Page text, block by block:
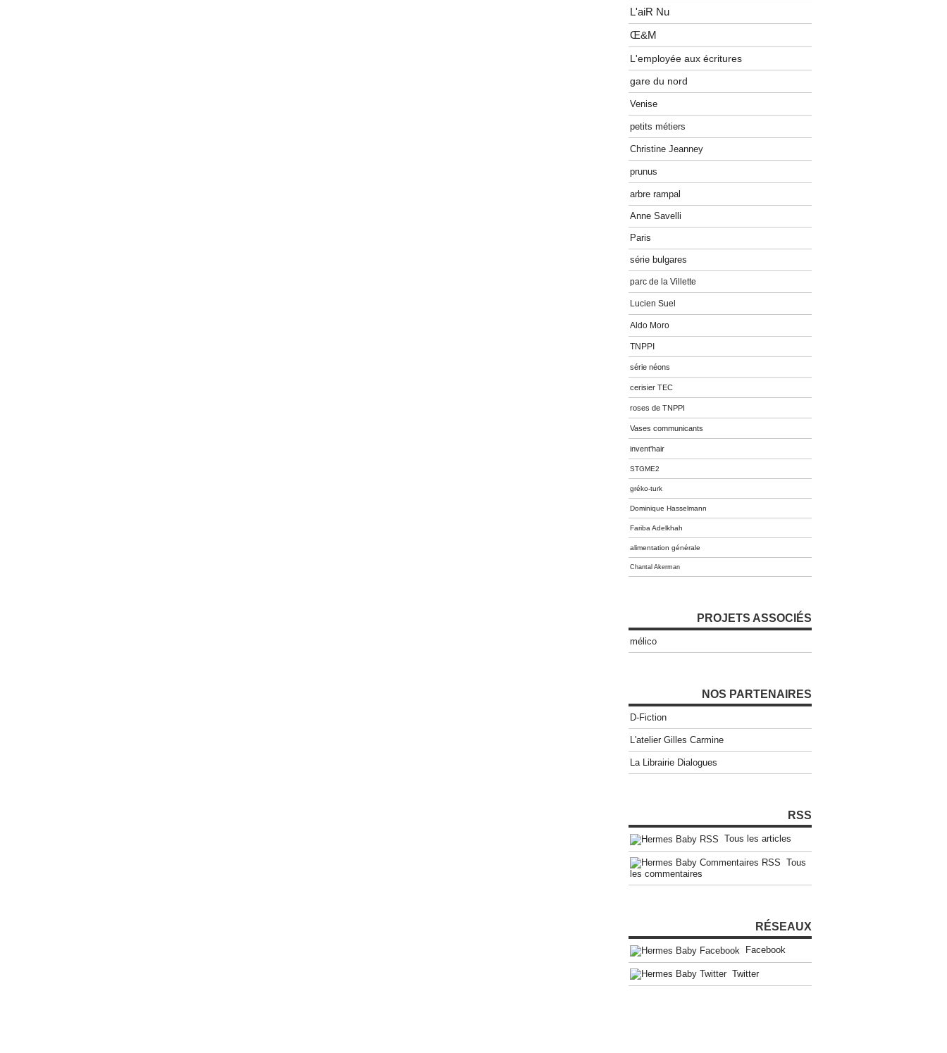
L'aiR Nu
Œ&M
L'employée aux écritures
gare du nord
Venise
petits métiers
Christine Jeanney
prunus
arbre rampal
Anne Savelli
Paris
série bulgares
parc de la Villette
Lucien Suel
Aldo Moro
TNPPI
série néons
cerisier TEC
roses de TNPPI
Vases communicants
invent'hair
STGME2
gréko-turk
Dominique Hasselmann
Fariba Adelkhah
alimentation générale
Chantal Akerman
PROJETS ASSOCIÉS
mélico
NOS PARTENAIRES
D-Fiction
L'atelier Gilles Carmine
La Librairie Dialogues
RSS
Tous les articles
Tous
les commentaires
RÉSEAUX
Facebook
Twitter